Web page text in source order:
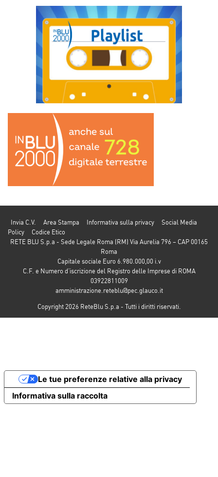
Invia C.V. Area Stampa Informativa sulla privacy
Social Media
Policy
Codice Etico
RETE BLU S.p.a - Sede Legale Roma (RM) Via Aurelia 796 – CAP 00165
Roma
Capitale sociale Euro 6.980.000,00 i.v
C.F. e Numero d’iscrizione del Registro delle Imprese di ROMA
03922811009
amministrazione.reteblu@pec.glauco.it
Copyright 2026 ReteBlu S.p.a - Tutti i diritti riservati.
Informativa sulla raccolta
Le tue preferenze relative alla privacy